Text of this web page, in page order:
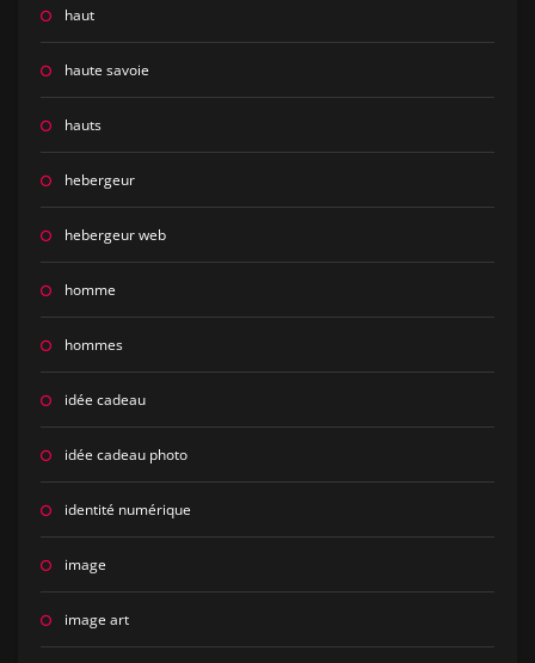
haut
haute savoie
hauts
hebergeur
hebergeur web
homme
hommes
idée cadeau
idée cadeau photo
identité numérique
image
image art